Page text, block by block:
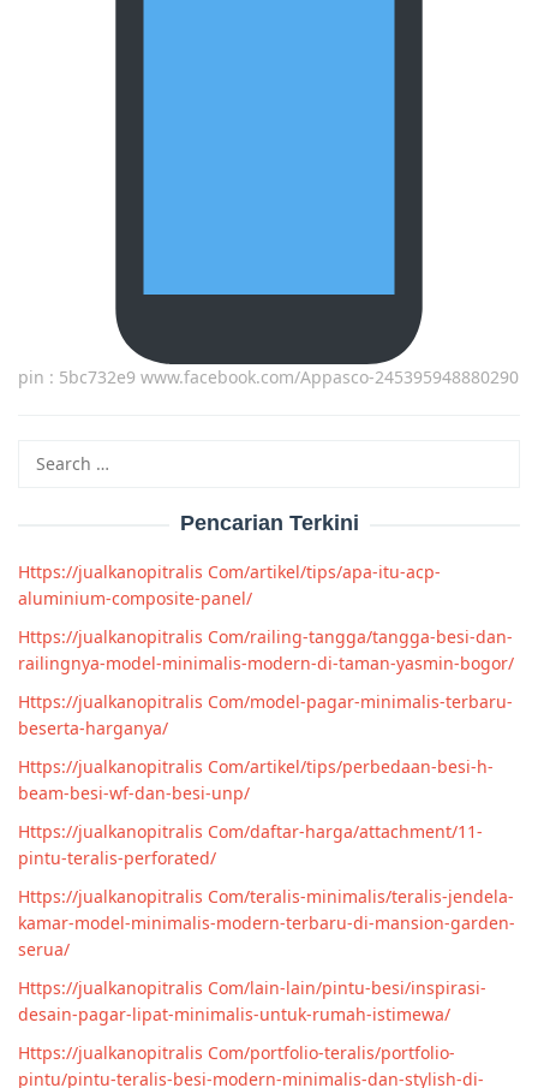
pin : 5bc732e9 www.facebook.com/Appasco-245395948880290
Pencarian Terkini
Https://jualkanopitralis Com/artikel/tips/apa-itu-acp-
aluminium-composite-panel/
Https://jualkanopitralis Com/railing-tangga/tangga-besi-dan-
railingnya-model-minimalis-modern-di-taman-yasmin-bogor/
Https://jualkanopitralis Com/model-pagar-minimalis-terbaru-
beserta-harganya/
Https://jualkanopitralis Com/artikel/tips/perbedaan-besi-h-
beam-besi-wf-dan-besi-unp/
Https://jualkanopitralis Com/daftar-harga/attachment/11-
pintu-teralis-perforated/
Https://jualkanopitralis Com/teralis-minimalis/teralis-jendela-
kamar-model-minimalis-modern-terbaru-di-mansion-garden-
serua/
Https://jualkanopitralis Com/lain-lain/pintu-besi/inspirasi-
desain-pagar-lipat-minimalis-untuk-rumah-istimewa/
Https://jualkanopitralis Com/portfolio-teralis/portfolio-
pintu/pintu-teralis-besi-modern-minimalis-dan-stylish-di-